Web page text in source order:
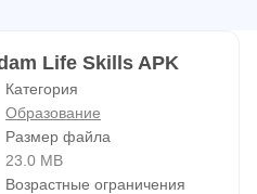
Life Skills APK
Категория
Образование
Размер файла
23.0 MB
Возрастные ограничения